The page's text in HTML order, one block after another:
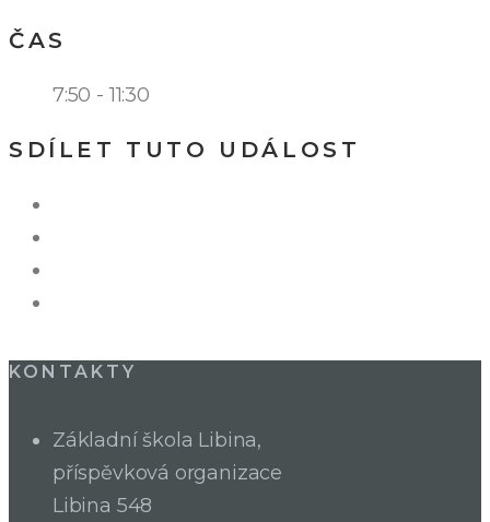
ČAS
7:50 - 11:30
SDÍLET TUTO UDÁLOST
KONTAKTY
Základní škola Libina,
příspěvková organizace
Libina 548